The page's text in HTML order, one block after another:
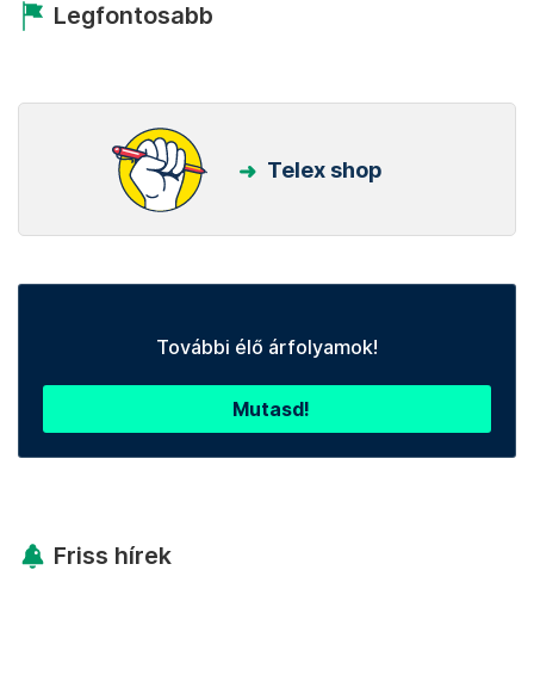
Legfontosabb
Telex shop
További élő árfolyamok!
Mutasd!
Friss hírek